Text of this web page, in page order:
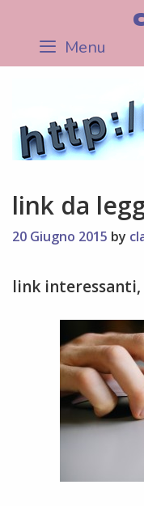
content Menu
link da
20 Giugno 2015 by
link interessanti,